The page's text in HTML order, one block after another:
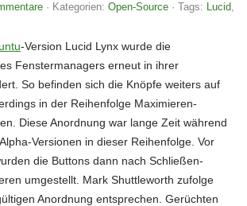
· Kategorien: Open-Source · Tags: Lucid,
-Version Lucid Lynx wurde die
Fenstermanagers erneut in ihrer
So befinden sich die Knöpfe weiters auf
in der Reihenfolge Maximieren-
Diese Anordnung war lange Zeit während
Versionen in dieser Reihenfolge. Vor
die Buttons dann nach Schließen-
umgestellt. Mark Shuttleworth zufolge
Anordnung entsprechen. Gerüchten